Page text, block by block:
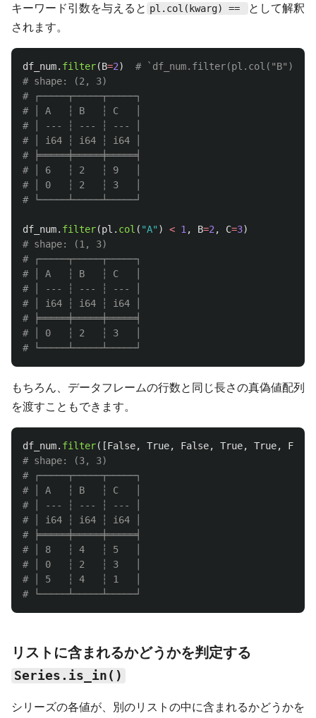
キーワード引数を与えると pl.col(kwarg) ==
として解釈
されます。
df_num. filter(B=2)
# `df_num.filter(pl.col("B") ==
# shape: (2, 3)
# ┌─────┬─────┬─────┐
# │ A   ┆ B   ┆ C   │
# │ --- ┆ --- ┆ --- │
# │ i64 ┆ i64 ┆ i64 │
# ╞═════╪═════╪═════╡
# │ 6   ┆ 2   ┆ 9   │
# │ 0   ┆ 2   ┆ 3   │
df_num. filter(pl . col ( "A" ) < 1 , B=2 , C=3)
# shape: (1, 3)
# ┌─────┬─────┬─────┐
# │ A   ┆ B   ┆ C   │
# │ --- ┆ --- ┆ --- │
# │ i64 ┆ i64 ┆ i64 │
# ╞═════╪═════╪═════╡
# │ 0   ┆ 2   ┆ 3   │
もちろん、データフレームの行数と同じ長さの真偽値配列
を渡すこともできます。
df_num. filter([False, True, False, True, True,
False
# shape: (3, 3)
# ┌─────┬─────┬─────┐
# │ A   ┆ B   ┆ C   │
# │ --- ┆ --- ┆ --- │
# │ i64 ┆ i64 ┆ i64 │
# ╞═════╪═════╪═════╡
# │ 8   ┆ 4   ┆ 5   │
# │ 0   ┆ 2   ┆ 3   │
# │ 5   ┆ 4   ┆ 1   │
リストに含まれるかどうかを判定する
Series.is_in()
シリーズの各値が、別のリストの中に含まれるかどうかを